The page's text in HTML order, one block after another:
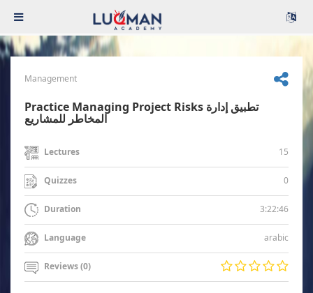
Management
Practice Managing Project Risks تطبيق إدارة
المخاطر للمشاريع
Lectures 15
Quizzes 0
Duration 3:22:46
Language arabic
Reviews (0)